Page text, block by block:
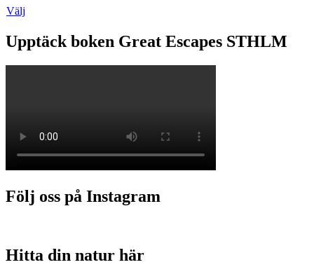
Välj
Upptäck boken Great Escapes STHLM
Följ oss på Instagram
Hitta din natur här